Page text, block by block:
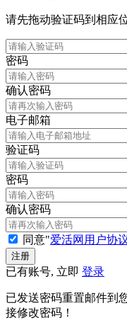
请先拖动验证码到相应
密码
确认密码
电子邮箱
验证码
密码
确认密码
同意"爱活网用户协
已有账号, 立即 登录
已发送密码重置邮件到
接修改密码！